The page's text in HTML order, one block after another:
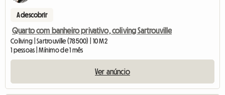
A descobrir
Quarto com banheiro privativo, coliving Sartrouville
Coliving | Sartrouville (78500) | 10 M2
1 pessoas | Mínimo de 1 mês
Ver anúncio